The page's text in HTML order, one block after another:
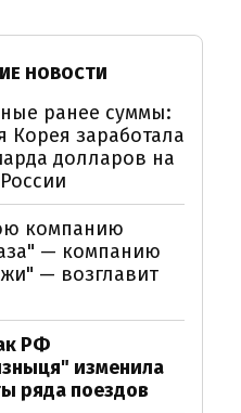
НОВОСТИ
ранее суммы:
Корея заработала
долларов на
компанию
— компанию
— возглавит
РФ
изменила
ряда поездов